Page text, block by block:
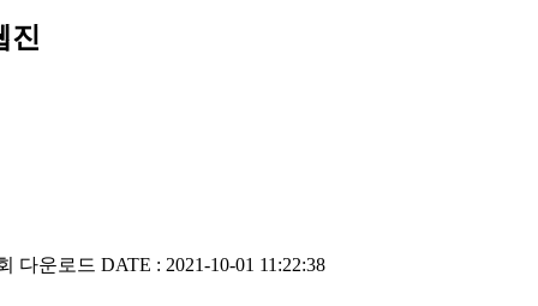
진
다운로드 DATE : 2021-10-01 11:22:38